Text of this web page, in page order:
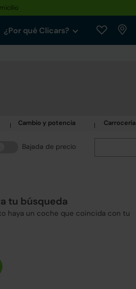
¿Por qué Clicars?
Cambio y potencia Carrocería
Bajada de precio
tu búsqueda
haya un coche que coincida con tu